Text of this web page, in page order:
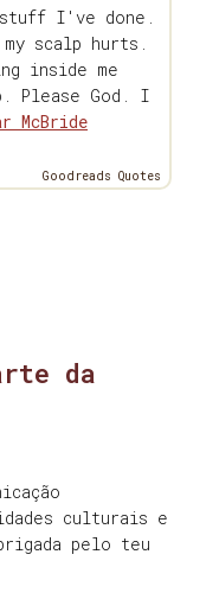
I've done.
scalp hurts.
inside me
Please God. I
McBride
Goodreads Quotes
da
culturais e
pelo teu